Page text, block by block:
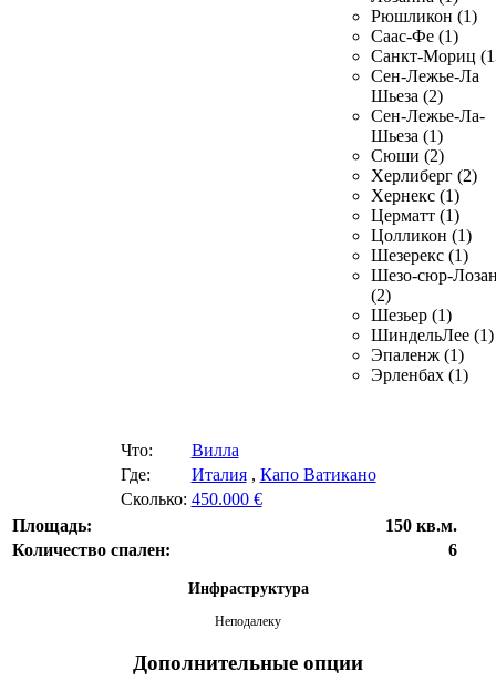
Рюшликон (1)
Саас-Фе (1)
Санкт-Мориц
Сен-Лежье-Ла
Шьеза (2)
Сен-Лежье-Ла-
Шьеза (1)
Сюши (2)
Херлиберг (2)
Хернекс (1)
Церматт (1)
Цолликон (1)
Шезерекс (1)
Шезо-сюр-
(2)
Шезьер (1)
ШиндельЛее (1)
Эпаленж (1)
Эрленбах (1)
Что:
Вилла
Где:
Италия, Капо Ватикано
Сколько: 450.000 €
Площадь:
150 кв.м.
Количество спален:
6
Инфраструктура
Неподалеку
Дополнительные опции